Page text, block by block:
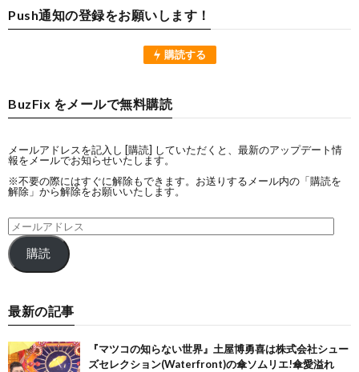
Push通知の登録をお願いします！
購読する
BuzFix をメールで無料購読
メールアドレスを記入し [購読] していただくと、最新のアップデート情
報をメールでお知らせいたします。
※不要の際にはすぐに解除もできます。お送りするメール内の「購読を
解除」から解除をお願いいたします。
購読
最新の記事
『マツコの知らない世界』土屋博勇喜は株式会社シュー
ズセレクション(Waterfront)の傘ソムリエ!傘愛溢れ